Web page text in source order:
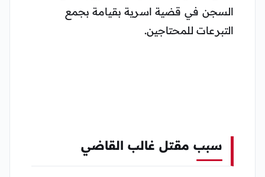
السجن في قضية اسرية بقيامة بجمع
التبرعات للمحتاجين.
سبب مقتل غالب القاضي